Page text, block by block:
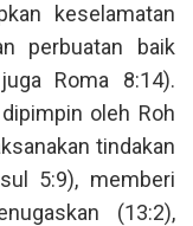
keselamatan
perbuatan baik
Roma 8:14).
oleh Roh
tindakan
5:9), memberi
(13:2),